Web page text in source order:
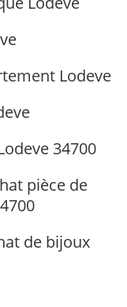
Lodeve
34700
pièce de
de bijoux